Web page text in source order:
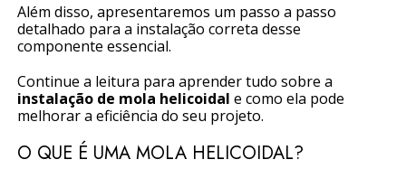
Além disso, apresentaremos um passo a passo
detalhado para a instalação correta desse
componente essencial.
Continue a leitura para aprender tudo sobre a
instalação de mola helicoidal e como ela pode
melhorar a eficiência do seu projeto.
O QUE É UMA MOLA HELICOIDAL?